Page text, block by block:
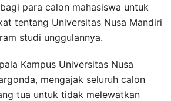
para calon mahasiswa untuk
tentang Universitas Nusa Mandiri
studi unggulannya.
Kampus Universitas Nusa
mengajak seluruh calon
tua untuk tidak melewatkan